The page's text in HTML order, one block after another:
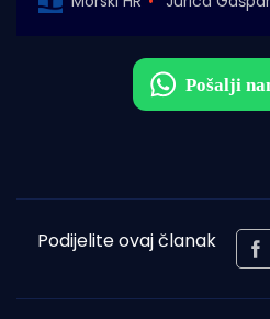
Podijelite ovaj članak